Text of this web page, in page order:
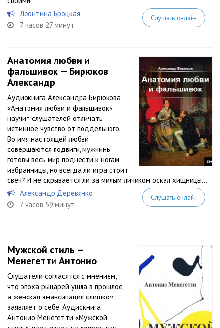
Леонтина Броцкая
7 часов 27 минут
Слушать онлайн
Анатомия любви и
фальшивок — Бирюков
Александр
Аудиокнига Александра Бирюкова
«Анатомия любви и фальшивок»
научит слушателей отличать
истинное чувство от поддельного.
Во имя настоящей любви
совершаются подвиги, мужчины
готовы весь мир поднести к ногам
избранницы, но всегда ли игра стоит
свеч? И не скрывается ли за милым личиком оскал хищницы...
Александр Деревянко
7 часов 59 минут
Слушать онлайн
Мужской стиль —
Менегетти Антонио
Слушатели согласятся с мнением,
что эпоха рыцарей ушла в прошлое,
а женская эмансипация слишком
заявляет о себе. Аудиокнига
Антонио Менегетти «Мужской